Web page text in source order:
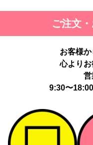
動履歴、IP、ブラウザ・
よる安全な電送、又は管
提供先：広告配信事業者
個人情報の取り扱いに関
（目的外利用禁止、再提
お客様の個人情報は、以
無く第三者に提供すること
法令に基づく場合
ご注文
お客様
心よりお
9:30〜